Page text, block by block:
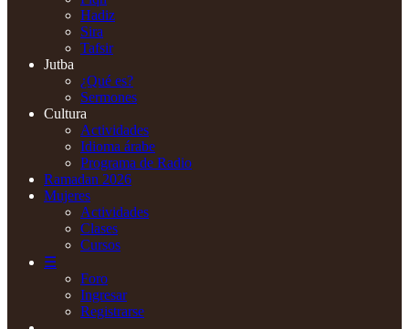
Hadiz
Sira
Tafsir
Jutba
¿Qué es?
Sermones
Cultura
Actividades
Idioma árabe
Programa de Radio
Ramadan 2026
Mujeres
Actividades
Clases
Cursos
☰
Foro
Ingresar
Registrarse